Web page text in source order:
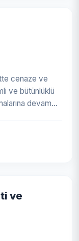
cenaze ve
ve bütünlüklü
devam
ve